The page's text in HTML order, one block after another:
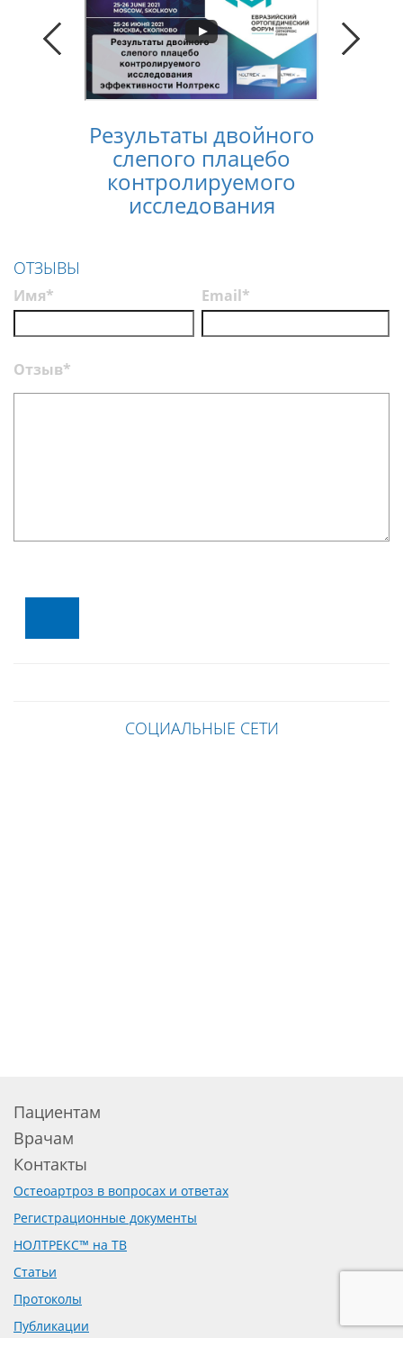
Результаты двойного
слепого плацебо
контролируемого
исследования
ОТЗЫВЫ
Имя* Email*
Отзыв*
СОЦИАЛЬНЫЕ СЕТИ
Пациентам
Врачам
Контакты
Остеоартроз в вопросах и ответах
Регистрационные документы
НОЛТРЕКС™ на ТВ
Статьи
Протоколы
Публикации